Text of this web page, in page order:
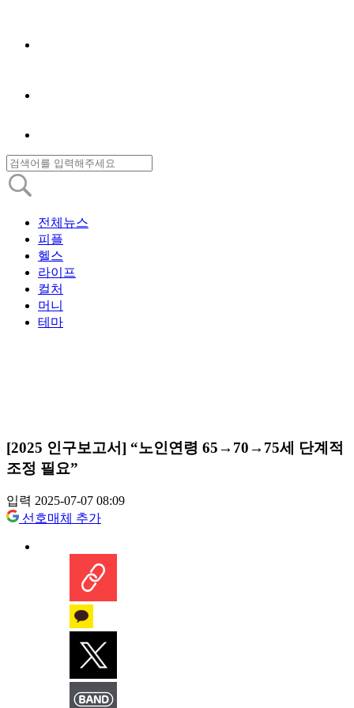
전체뉴스
피플
헬스
라이프
컬처
머니
테마
[2025 인구보고서] “노인연령 65→70→75세 단계적
조정 필요”
입력 2025-07-07 08:09
선호매체 추가